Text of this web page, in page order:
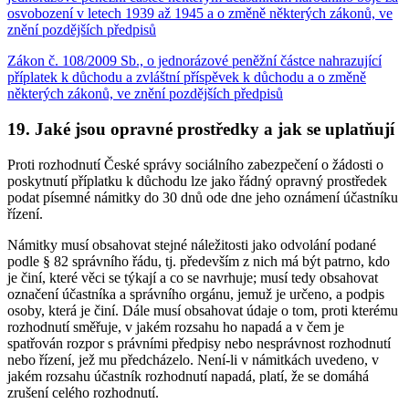
osvobození v letech 1939 až 1945 a o změně některých zákonů, ve
znění pozdějších předpisů
Zákon č. 108/2009 Sb., o jednorázové peněžní částce nahrazující
příplatek k důchodu a zvláštní příspěvek k důchodu a o změně
některých zákonů, ve znění pozdějších předpisů
19. Jaké jsou opravné prostředky a jak se uplatňují
Proti rozhodnutí České správy sociálního zabezpečení o žádosti o
poskytnutí příplatku k důchodu lze jako řádný opravný prostředek
podat písemné námitky do 30 dnů ode dne jeho oznámení účastníku
řízení.
Námitky musí obsahovat stejné náležitosti jako odvolání podané
podle § 82 správního řádu, tj. především z nich má být patrno, kdo
je činí, které věci se týkají a co se navrhuje; musí tedy obsahovat
označení účastníka a správního orgánu, jemuž je určeno, a podpis
osoby, která je činí. Dále musí obsahovat údaje o tom, proti kterému
rozhodnutí směřuje, v jakém rozsahu ho napadá a v čem je
spatřován rozpor s právními předpisy nebo nesprávnost rozhodnutí
nebo řízení, jež mu předcházelo. Není-li v námitkách uvedeno, v
jakém rozsahu účastník rozhodnutí napadá, platí, že se domáhá
zrušení celého rozhodnutí.